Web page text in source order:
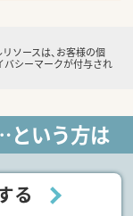
ソースは、お客様の個
シーマークが付与され
という方は
る